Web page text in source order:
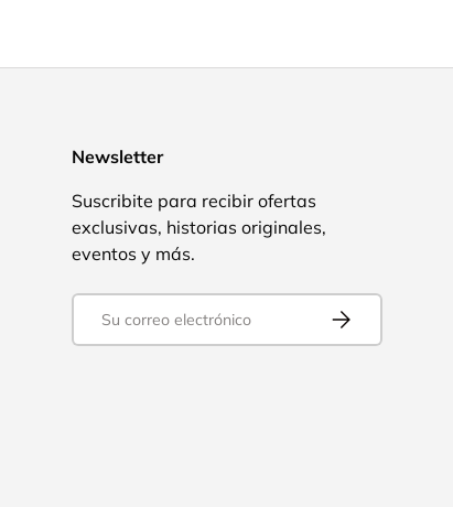
Newsletter
Suscribite para recibir ofertas
exclusivas, historias originales,
eventos y más.
Correo electrónico Suscribirse